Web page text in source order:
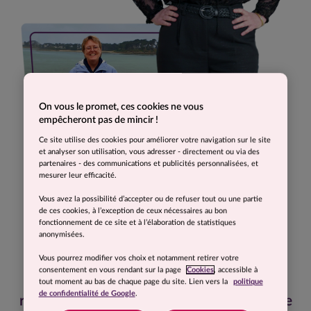
Cette expérience a été une véritable
révélation pour moi. Ce n’est pas juste une
On vous le promet, ces cookies ne vous
empêcheront pas de mincir !
Ce site utilise des cookies pour améliorer votre navigation sur le site
et analyser son utilisation, vous adresser - directement ou via des
partenaires - des communications et publicités personnalisées, et
mesurer leur efficacité.
Vous avez la possibilité d’accepter ou de refuser tout ou une partie
de ces cookies, à l’exception de ceux nécessaires au bon
fonctionnement de ce site et à l’élaboration de statistiques
anonymisées.
Vous pourrez modifier vos choix et notamment retirer votre
consentement en vous rendant sur la page
Cookies, accessible à
tout moment au bas de chaque page du site. Lien vers la
politique
de confidentialité de Google.